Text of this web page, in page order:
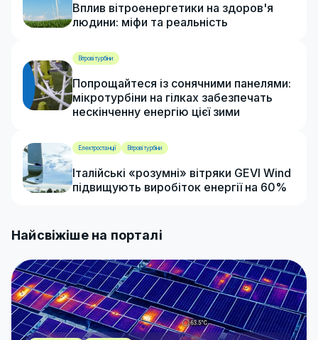
Вплив вітроенергетики на здоров'я
людини: міфи та реальність
Вітрові турбіни
Попрощайтеся із сонячними панелями:
мікротурбіни на гілках забезпечать
нескінченну енергію цієї зими
Електростанції Вітрові турбіни
Італійські «розумні» вітряки GEVI Wind
підвищують виробіток енергії на 60%
Найсвіжіше на порталі